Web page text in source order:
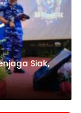
Siak,